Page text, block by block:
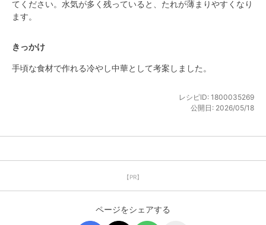
てください。水気が多く残っていると、たれが薄まりやすくなり
ます。
きっかけ
手頃な食材で作れる冷やし中華として考案しました。
レシピID: 1800035269
公開日: 2026/05/18
【PR】
ページをシェアする